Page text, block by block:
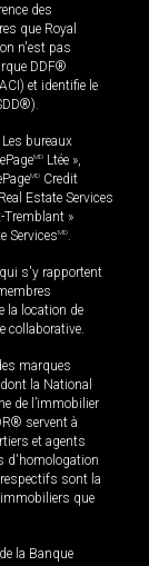
des
que Royal
n'est pas
DDF®
et identifie le
bureaux
MD Ltée »,
MD Credit
Estate Services
Tremblant »
ServicesMD.
s'y rapportent
la location de
collaborative.
marques
la National
de l’immobilier
servent à
et agents
d'homologation
sont la
que
la Banque